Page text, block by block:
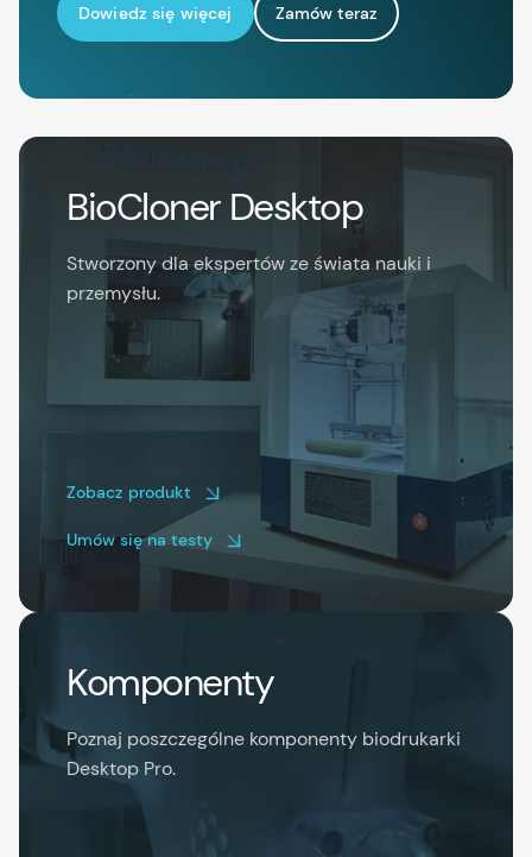
Dowiedz się więcej Zamów teraz
BioCloner Desktop
Stworzony dla ekspertów ze świata nauki i
przemysłu.
Zobacz produkt
Umów się na testy
Komponenty
Poznaj poszczególne komponenty biodrukarki
Desktop Pro.